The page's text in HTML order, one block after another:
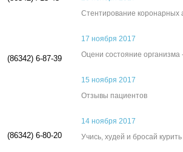
(86342) 6-87-39
(86342) 6-80-20
Стентирование коронарных
17 ноября 2017
Оцени состояние организма
15 ноября 2017
Отзывы пациентов
14 ноября 2017
Учись, худей и бросай курить